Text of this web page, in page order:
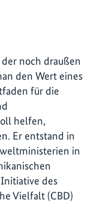
noch draußen
den Wert eines
für die
helfen,
Er entstand in
in
des
Vielfalt (CBD)